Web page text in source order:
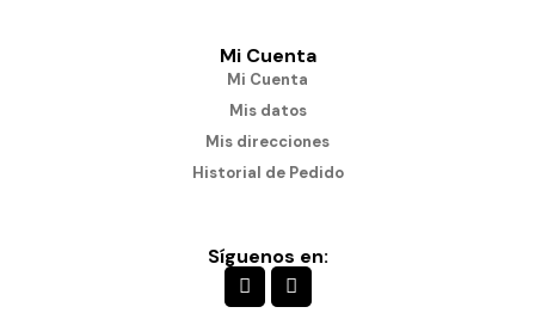
Mi Cuenta
Mi Cuenta
Mis datos
Mis direcciones
Historial de Pedido
Síguenos en: